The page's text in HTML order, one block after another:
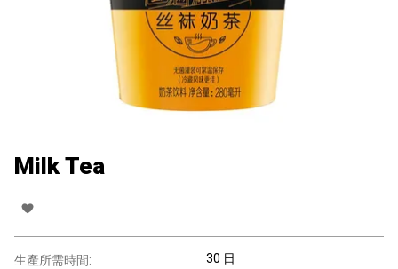
Milk Tea
生產所需時間: 30 日